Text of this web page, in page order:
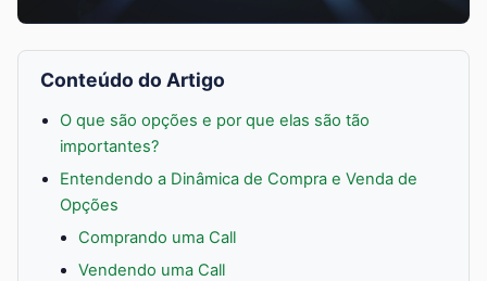
Conteúdo do Artigo
O que são opções e por que elas são tão
importantes?
Entendendo a Dinâmica de Compra e Venda de
Opções
Comprando uma Call
Vendendo uma Call